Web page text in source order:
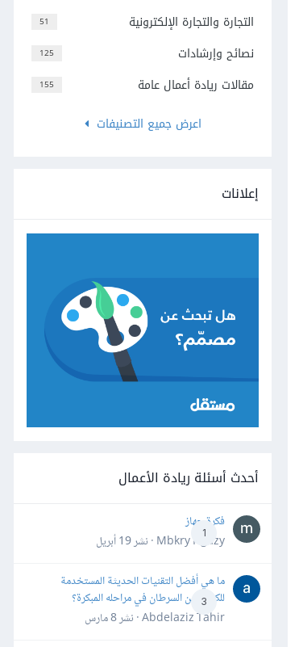
51 التجارة والتجارة الإلكترونية
125 نصائح وإرشادات
155
مقالات ريادة أعمال عامة
اعرض جميع التصنيفات
إعلانات
أحدث أسئلة ريادة الأعمال
1
فكرة جهاز
Mbkry Hgazy · نشر
19 أبريل
3
ما هي أفضل التقنيات الحديثة المستخدمة
للكشف عن السرطان في مراحله المبكرة؟
Abdelaziz Tahir · نشر
8 مارس